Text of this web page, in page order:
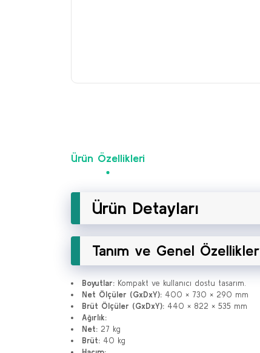
Ürün Özellikleri
Ürün Detayları
Tanım ve Genel Özellikler
Boyutlar: Kompakt ve kullanıcı dostu tasarım.
Net Ölçüler (GxDxY): 400 × 730 × 290 mm
Brüt Ölçüler (GxDxY): 440 × 822 × 535 mm
Ağırlık:
Net: 27 kg
Brüt: 40 kg